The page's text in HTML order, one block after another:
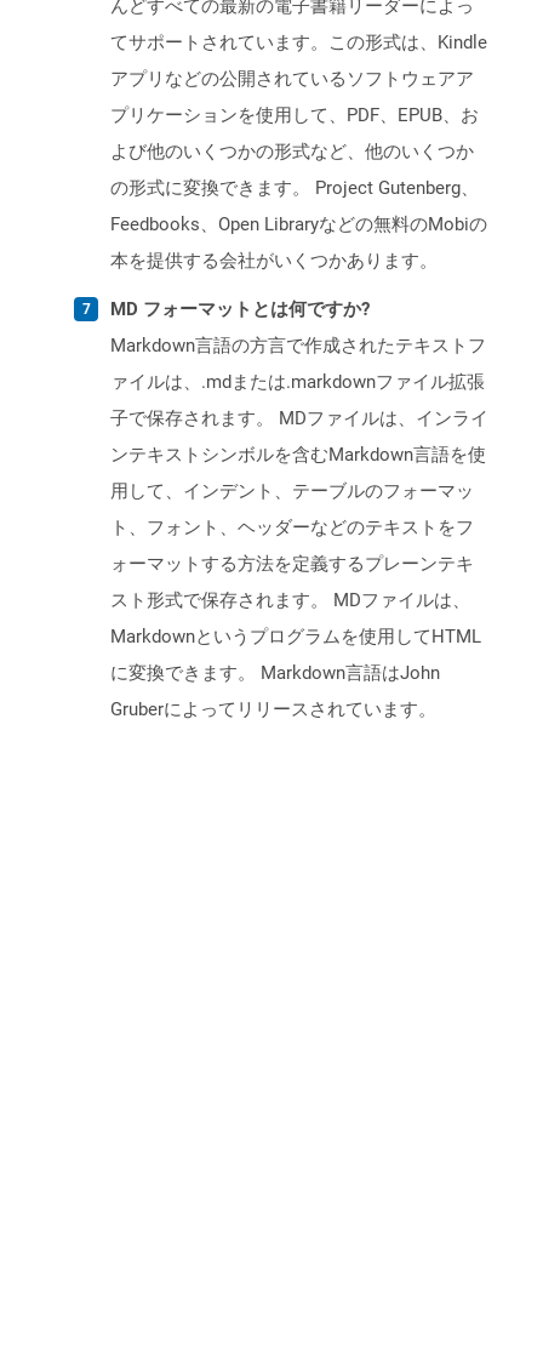
んどすべての最新の電子書籍リーダーによっ
てサポートされています。この形式は、Kindle
アプリなどの公開されているソフトウェアア
プリケーションを使用して、PDF、EPUB、お
よび他のいくつかの形式など、他のいくつか
の形式に変換できます。 Project Gutenberg、
Feedbooks、Open Libraryなどの無料のMobiの
本を提供する会社がいくつかあります。
MD フォーマットとは何ですか?
Markdown言語の方言で作成されたテキストフ
ァイルは、.mdまたは.markdownファイル拡張
子で保存されます。 MDファイルは、インライ
ンテキストシンボルを含むMarkdown言語を使
用して、インデント、テーブルのフォーマッ
ト、フォント、ヘッダーなどのテキストをフ
ォーマットする方法を定義するプレーンテキ
スト形式で保存されます。 MDファイルは、
Markdownというプログラムを使用してHTML
に変換できます。 Markdown言語はJohn
Gruberによってリリースされています。